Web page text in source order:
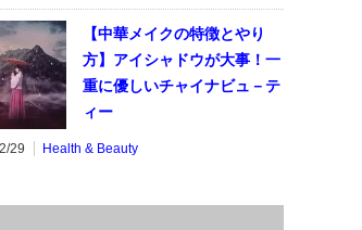
【中華メイクの特徴とやり
方】アイシャドウが大事！一
重に優しいチャイナビュ－テ
ィー
29 Health & Beauty